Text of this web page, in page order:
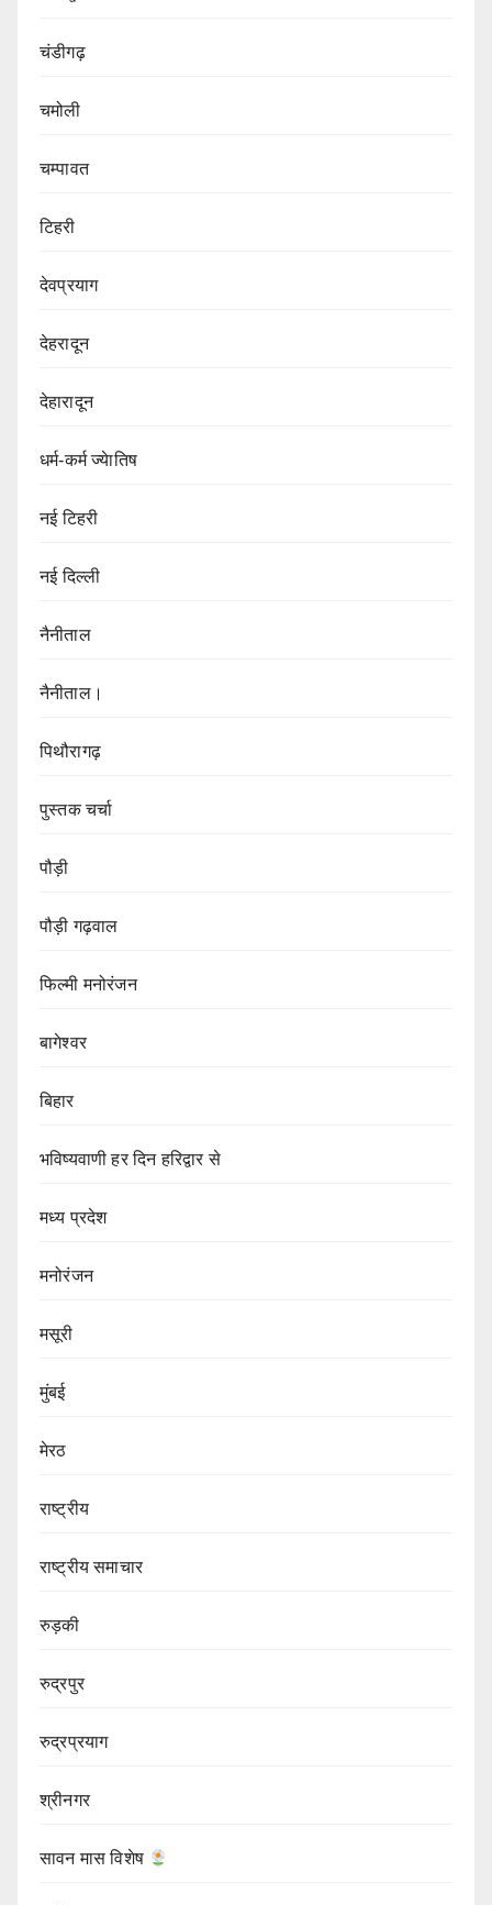
चंडीगढ़
चमोली
चम्पावत
टिहरी
देवप्रयाग
देहरादून
देहारादून
धर्म-कर्म ज्येातिष
नई टिहरी
नई दिल्ली
नैनीताल
नैनीताल।
पिथौरागढ़
पुस्तक चर्चा
पौड़ी
पौड़ी गढ़वाल
फिल्मी मनोरंजन
बागेश्वर
बिहार
भविष्यवाणी हर दिन हरिद्वार से
मध्य प्रदेश
मनोरंजन
मसूरी
मुंबई
मेरठ
राष्ट्रीय
राष्ट्रीय समाचार
रुड़की
रुद्रपुर
रुद्रप्रयाग
श्रीनगर
सावन मास विशेष